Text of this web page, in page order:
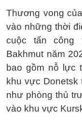
Thương vong
vào những thời
cuộc tấn công
Bakhmut năm
bao gồm nỗ lực
khu vực Donetsk
như phòng thủ
vào khu vực